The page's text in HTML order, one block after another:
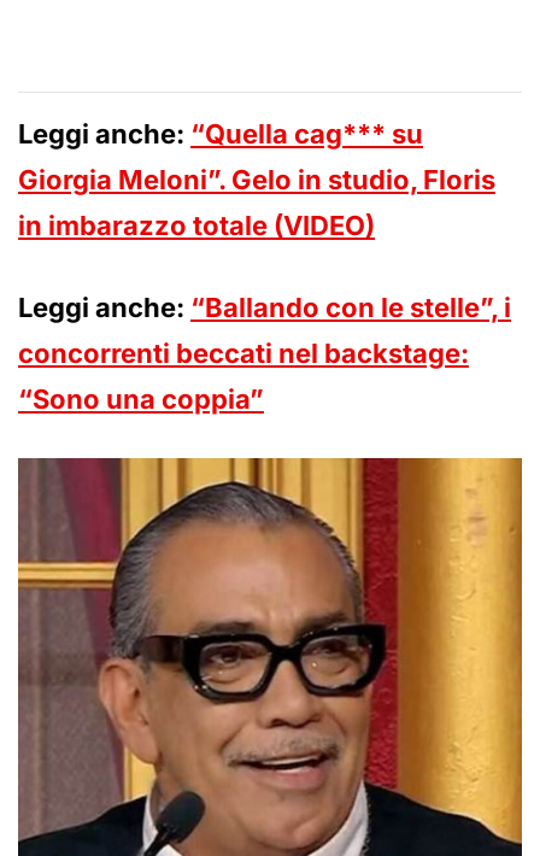
Leggi anche: “Quella cag*** su
Giorgia Meloni”. Gelo in studio, Floris
in imbarazzo totale (VIDEO)
Leggi anche: “Ballando con le stelle”, i
concorrenti beccati nel backstage:
“Sono una coppia”